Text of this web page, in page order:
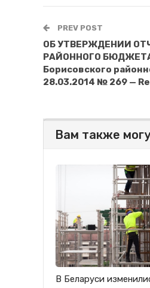
PREV POST
ОБ УТВЕРЖДЕНИИ
РАЙОННОГО
Борисовского
28.03.2014 № 269 —
Вам также
В Беларуси